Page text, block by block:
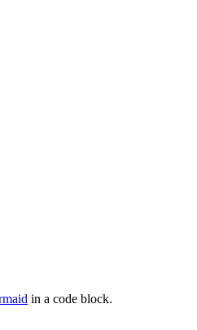
in a code block.